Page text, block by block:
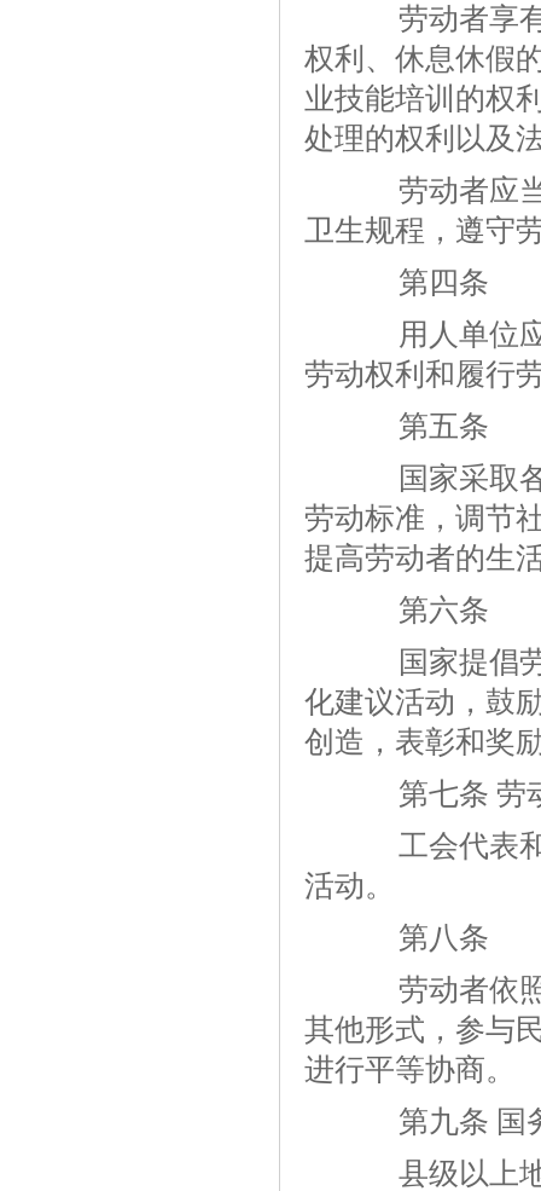
劳动者享有
权利、休息休假
业技能培训的权
处理的权利以及
劳动者应当
卫生规程，遵守
第四条
用人单位应
劳动权利和履行
第五条
国家采取各
劳动标准，调节
提高劳动者的生
第六条
国家提倡劳
化建议活动，鼓
创造，表彰和奖
第七条 劳动
工会代表和
活动。
第八条
劳动者依照
其他形式，参与
进行平等协商。
第九条 国务
县级以上地